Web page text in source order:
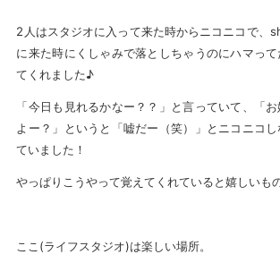
2人はスタジオに入って来た時からニコニコで、
に来た時にくしゃみで落としちゃうのにハマって
てくれました♪
「今日も見れるかなー？？」と言っていて、「
よー？」というと「嘘だー（笑）」とニコニコ
ていました！
やっぱりこうやって覚えてくれていると嬉しい
ここ(ライフスタジオ)は楽しい場所。